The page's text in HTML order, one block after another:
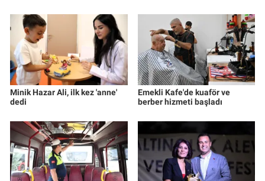
Minik Hazar Ali, ilk kez 'anne'
dedi
Emekli Kafe'de kuaför ve
berber hizmeti başladı